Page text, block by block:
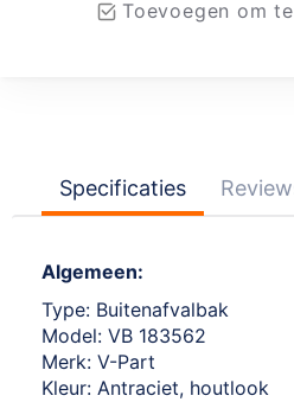
Toevoegen om
Specificaties
Algemeen:
Type: Buitenafvalbak
Model: VB 183562
Merk: V-Part
Kleur: Antraciet, houtlook